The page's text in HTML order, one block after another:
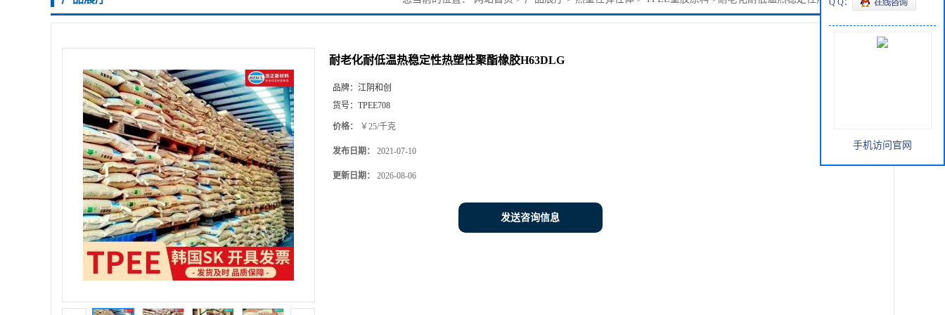
H63DLG
耐老化耐低温热稳定性热塑性聚酯橡胶H63DLG
品牌： 江阴和创
货号： TPEE708
价格： ￥25/千克
发布日期： 2021-07-10
更新日期： 2026-08-06
发送咨询信息
Q Q：
手机访问官网